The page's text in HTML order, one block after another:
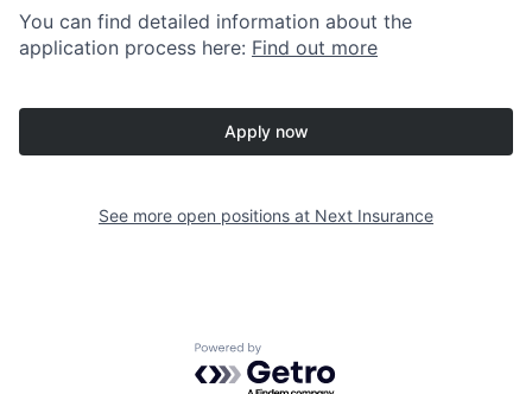
You can find detailed information about the
application process here: Find out more
Apply now
See more open positions at Next Insurance
Powered by Getro.com